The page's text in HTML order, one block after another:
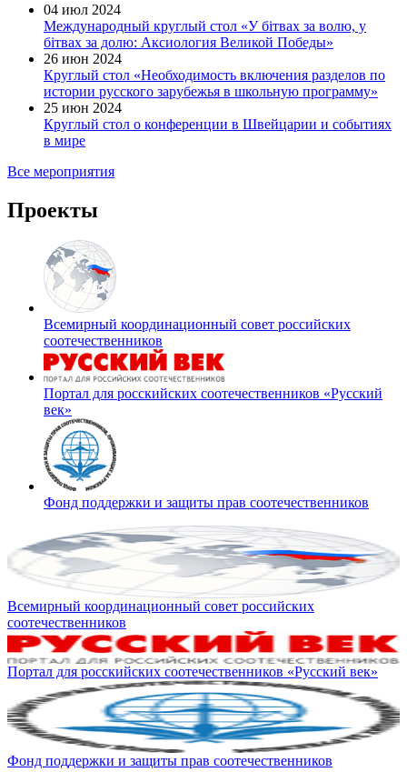
04 июл 2024
Международный круглый стол «У бiтвах за волю, у
бiтвах за долю: Аксиология Великой Победы»
26 июн 2024
Круглый стол «Необходимость включения разделов по
истории русского зарубежья в школьную программу»
25 июн 2024
Круглый стол о конференции в Швейцарии и событиях
в мире
Все мероприятия
Проекты
Всемирный координационный совет российских
соотечественников
Портал для росскийских соотечественников «Русский
век»
Фонд поддержки и защиты прав соотечественников
Всемирный координационный совет российских
соотечественников
Портал для росскийских соотечественников «Русский век»
Фонд поддержки и защиты прав соотечественников